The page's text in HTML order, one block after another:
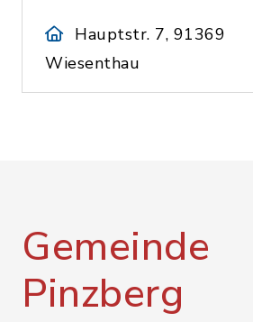
Hauptstr. 7, 91369
Wiesenthau
Gemeinde
Pinzberg